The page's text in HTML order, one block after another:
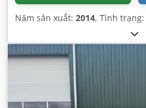
Năm sản xuất: 2014, Tình trạng: